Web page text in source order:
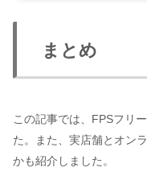
まとめ
この記事では、FPSフリ
た。また、実店舗とオン
かも紹介しました。